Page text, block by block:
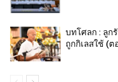
บทโศลก : ลูก
ถูกกิเลสใช้ (ต